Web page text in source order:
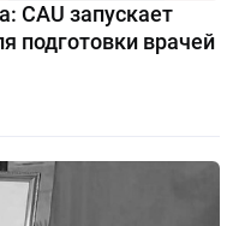
CAU запускает
подготовки врачей